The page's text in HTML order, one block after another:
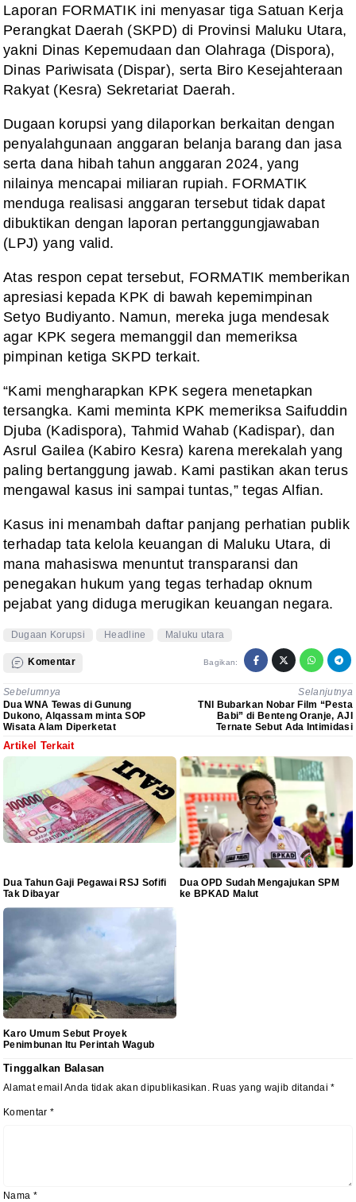
Laporan FORMATIK ini menyasar tiga Satuan Kerja
Perangkat Daerah (SKPD) di Provinsi Maluku Utara,
yakni Dinas Kepemudaan dan Olahraga (Dispora),
Dinas Pariwisata (Dispar), serta Biro Kesejahteraan
Rakyat (Kesra) Sekretariat Daerah.
Dugaan korupsi yang dilaporkan berkaitan dengan
penyalahgunaan anggaran belanja barang dan jasa
serta dana hibah tahun anggaran 2024, yang
nilainya mencapai miliaran rupiah. FORMATIK
menduga realisasi anggaran tersebut tidak dapat
dibuktikan dengan laporan pertanggungjawaban
(LPJ) yang valid.
Atas respon cepat tersebut, FORMATIK memberikan
apresiasi kepada KPK di bawah kepemimpinan
Setyo Budiyanto. Namun, mereka juga mendesak
agar KPK segera memanggil dan memeriksa
pimpinan ketiga SKPD terkait.
“Kami mengharapkan KPK segera menetapkan
tersangka. Kami meminta KPK memeriksa Saifuddin
Djuba (Kadispora), Tahmid Wahab (Kadispar), dan
Asrul Gailea (Kabiro Kesra) karena merekalah yang
paling bertanggung jawab. Kami pastikan akan terus
mengawal kasus ini sampai tuntas,” tegas Alfian.
Kasus ini menambah daftar panjang perhatian publik
terhadap tata kelola keuangan di Maluku Utara, di
mana mahasiswa menuntut transparansi dan
penegakan hukum yang tegas terhadap oknum
pejabat yang diduga merugikan keuangan negara.
Dugaan Korupsi Headline Maluku utara
Komentar Bagikan:
Sebelumnya
Dua WNA Tewas di Gunung
Dukono, Alqassam minta SOP
Wisata Alam Diperketat
Selanjutnya
TNI Bubarkan Nobar Film “Pesta
Babi” di Benteng Oranje, AJI
Ternate Sebut Ada Intimidasi
Artikel Terkait
Dua Tahun Gaji Pegawai RSJ Sofifi
Tak Dibayar
Dua OPD Sudah Mengajukan SPM
ke BPKAD Malut
Karo Umum Sebut Proyek
Penimbunan Itu Perintah Wagub
Tinggalkan Balasan
Alamat email Anda tidak akan dipublikasikan. Ruas yang wajib ditandai*
Komentar *
Nama *